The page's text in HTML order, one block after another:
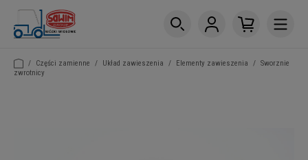
/ Części zamienne / Układ zawieszenia / Elementy zawieszenia / Sworznie
zwrotnicy